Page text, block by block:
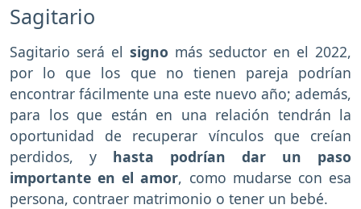
Sagitario
Sagitario será el signo más seductor en el 2022,
por lo que los que no tienen pareja podrían
encontrar fácilmente una este nuevo año; además,
para los que están en una relación tendrán la
oportunidad de recuperar vínculos que creían
perdidos, y hasta podrían dar un paso
importante en el amor, como mudarse con esa
persona, contraer matrimonio o tener un bebé.